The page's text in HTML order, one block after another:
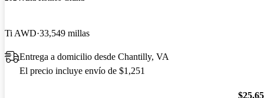
Ti AWD 33,549 millas
Entrega a domicilio desde Chantilly, VA
El precio incluye envío de $1,251